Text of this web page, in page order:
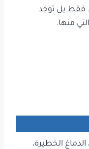
فقط بل توجد
منها.
الخطيرة،